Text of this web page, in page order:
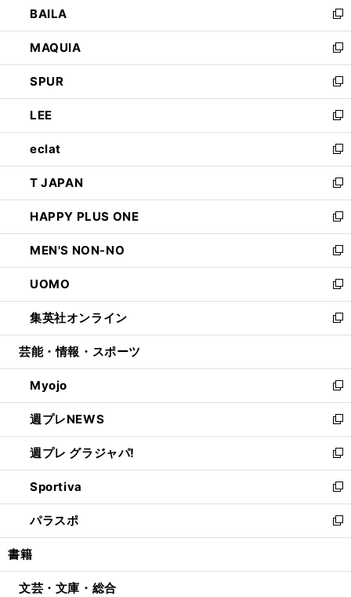
く
ィ
ン
ド
ウ
で
開
く
い
ウ
ィ
ン
ド
ウ
で
開
く
BAILA
新
し
い
ウ
ィ
ン
ド
ウ
で
開
く
MAQUIA
新
し
い
ウ
ィ
ン
ド
ウ
で
開
く
SPUR
新
し
い
ウ
ィ
ン
ド
ウ
で
開
く
LEE
新
し
い
ウ
ィ
ン
ド
ウ
で
開
く
eclat
新
し
い
ウ
ィ
ン
ド
ウ
で
開
く
T JAPAN
新
し
い
ウ
ィ
ン
ド
ウ
で
開
HAPPY PLUS ONE
新
し
い
ウ
ィ
ン
ド
ウ
開
く
MEN'S NON-NO
新
し
い
ウ
ィ
ン
ウ
で
開
く
UOMO
新
し
い
ウ
ン
ド
ウ
で
開
く
集英社オンライン
新
し
ウ
ィ
ン
ド
ウ
で
開
く
芸能・情報・スポーツ
Myojo
新
し
い
ウ
ィ
ン
ド
ウ
で
開
週プレNEWS
新
し
い
ウ
ィ
ン
ド
ウ
開
週プレ グラジャパ!
新
し
い
ウ
ィ
ン
ウ
Sportiva
新
し
い
ウ
ン
パラスポ
新
し
ウ
書籍
文芸・文庫・総合